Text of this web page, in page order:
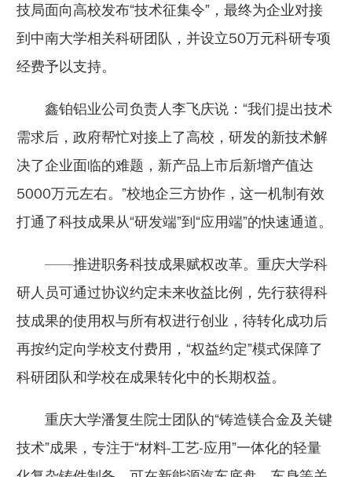
技局面向高校发布“技术征集令”，最终为企业对接
到中南大学相关科研团队，并设立50万元科研专项
经费予以支持。
鑫铂铝业公司负责人李飞庆说：“我们提出技术
需求后，政府帮忙对接上了高校，研发的新技术解
决了企业面临的难题，新产品上市后新增产值达
5000万元左右。”校地企三方协作，这一机制有效
打通了科技成果从“研发端”到“应用端”的快速通道。
——推进职务科技成果赋权改革。重庆大学科
研人员可通过协议约定未来收益比例，先行获得科
技成果的使用权与所有权进行创业，待转化成功后
再按约定向学校支付费用，“权益约定”模式保障了
科研团队和学校在成果转化中的长期权益。
重庆大学潘复生院士团队的“铸造镁合金及关键
技术”成果，专注于“材料-工艺-应用”一体化的轻量